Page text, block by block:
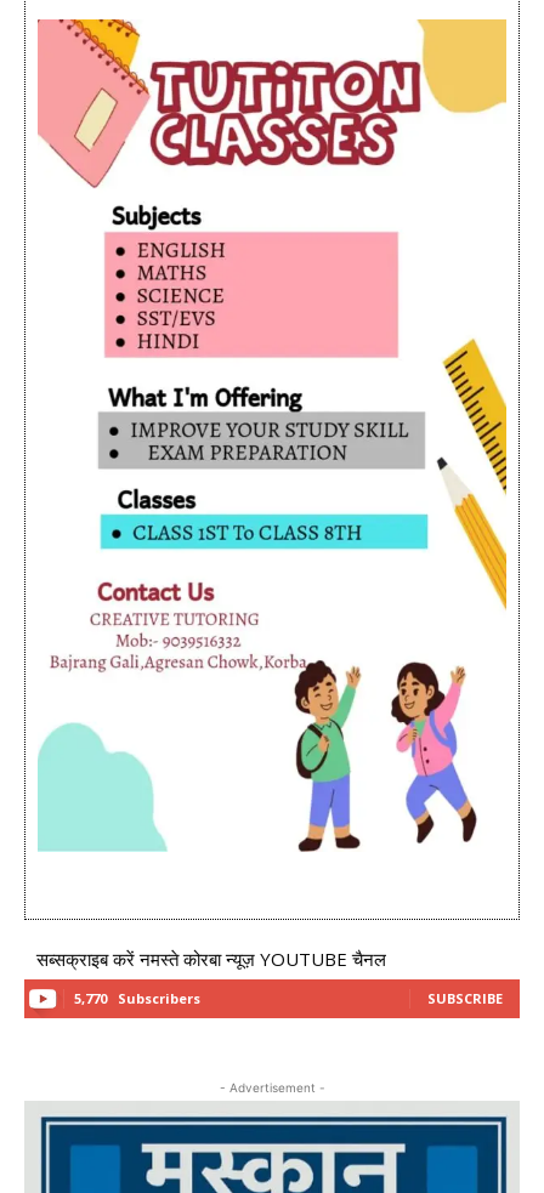
सब्सक्राइब करें नमस्ते कोरबा न्यूज़ YOUTUBE चैनल
5,770 Subscribers SUBSCRIBE
- Advertisement -